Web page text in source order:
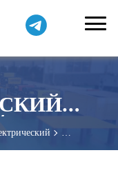
КРАН
подъемник